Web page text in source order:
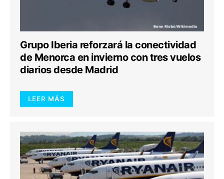
Grupo Iberia reforzará la conectividad
de Menorca en invierno con tres vuelos
diarios desde Madrid
LEER MÁS